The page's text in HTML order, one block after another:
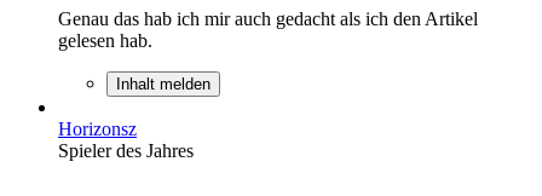
Genau das hab ich mir auch gedacht als ich den Artikel
gelesen hab.
Inhalt melden
Horizonsz
Spieler des Jahres